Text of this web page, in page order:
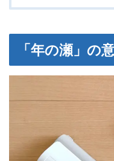
「年の瀬」の